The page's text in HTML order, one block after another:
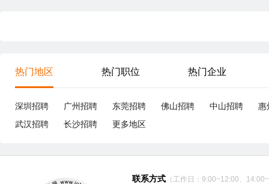
热门地区 热门职位 热门企业
深圳招聘 广州招聘 东莞招聘 佛山招聘 中山招聘
惠
武汉招聘
长沙招聘 更多地区
联系方式 （工作日：9:00~12:00、